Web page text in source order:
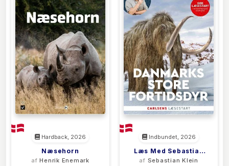
Hardback, 2026
Næsehorn
afHenrik Enemark
Indbundet, 2026
Læs Med Sebastian
Klein - Danmarks
af Sebastian Klein